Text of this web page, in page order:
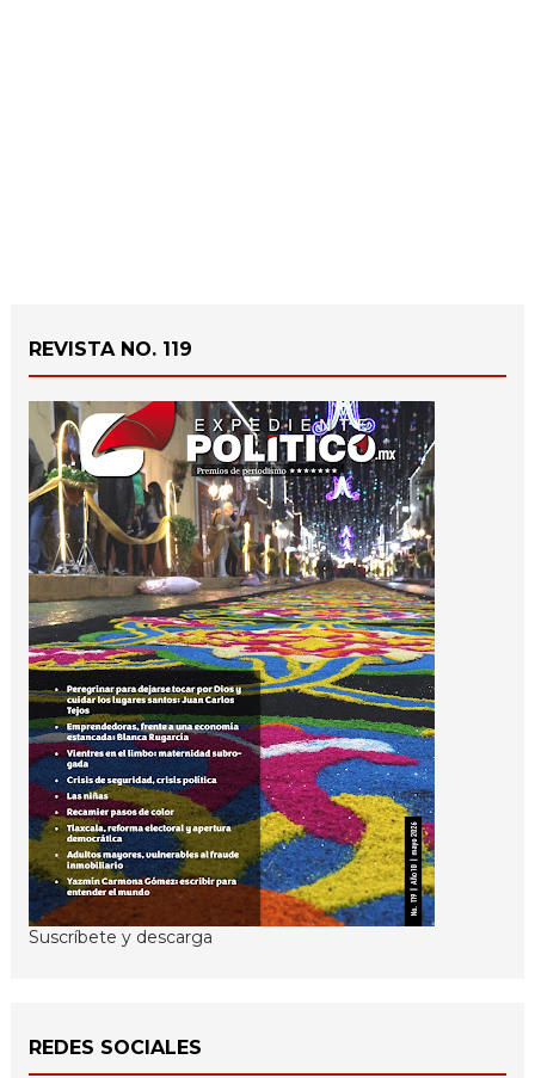
REVISTA NO. 119
Suscríbete y descarga
REDES SOCIALES